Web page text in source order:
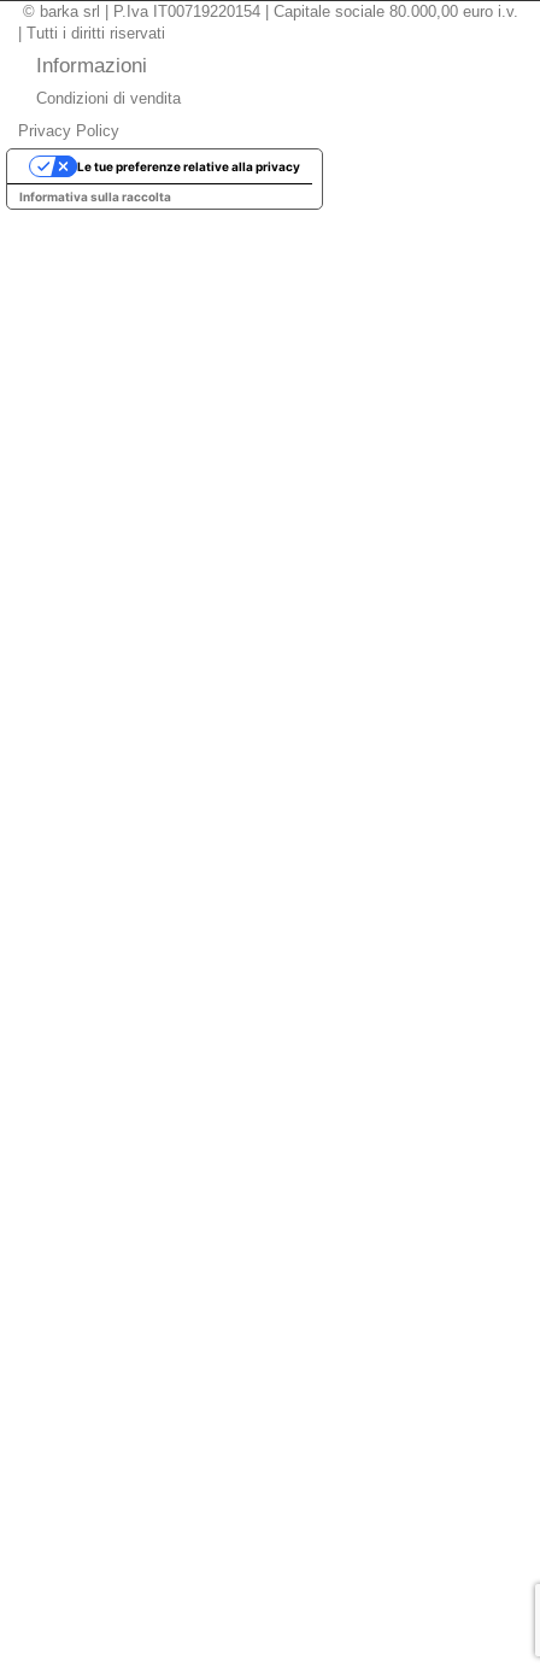
© barka srl | P.Iva IT00719220154 | Capitale sociale 80.000,00 euro i.v.
| Tutti i diritti riservati
Informazioni
Condizioni di vendita
Privacy Policy
Informativa sulla raccolta
Le tue preferenze relative alla privacy